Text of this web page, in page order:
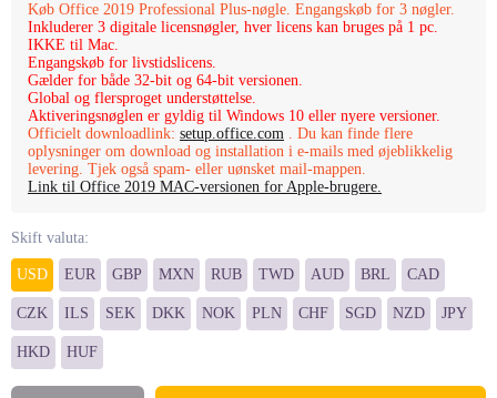
Køb Office 2019 Professional Plus-nøgle. Engangskøb for 3 nøgler.
Inkluderer 3 digitale licensnøgler, hver licens kan bruges på 1 pc.
IKKE til Mac.
Engangskøb for livstidslicens.
Gælder for både 32-bit og 64-bit versionen.
Global og flersproget understøttelse.
Aktiveringsnøglen er gyldig til Windows 10 eller nyere versioner.
Officielt downloadlink: setup.office.com . Du kan finde flere
oplysninger om download og installation i e-mails med øjeblikkelig
levering. Tjek også spam- eller uønsket mail-mappen.
Link til Office 2019 MAC-versionen for Apple-brugere.
Skift valuta:
USD EUR GBP MXN RUB TWD AUD BRL CAD
CZK ILS SEK DKK NOK PLN CHF SGD NZD JPY
HKD HUF